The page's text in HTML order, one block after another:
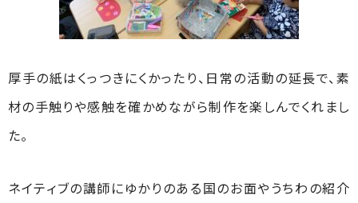
厚手の紙はくっつきにくかったり、日常の活動の延長で、素
材の手触りや感触を確かめながら制作を楽しんでくれまし
た。
ネイティブの講師にゆかりのある国のお面やうちわの紹介